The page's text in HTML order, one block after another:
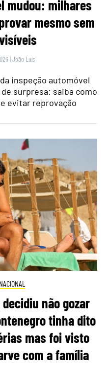
mudou: milhares
mesmo sem
|João Luís
inspeção automóvel
surpresa: saiba como
evitar reprovação
NACIONAL
não gozar
tinha dito
mas foi visto
com a família